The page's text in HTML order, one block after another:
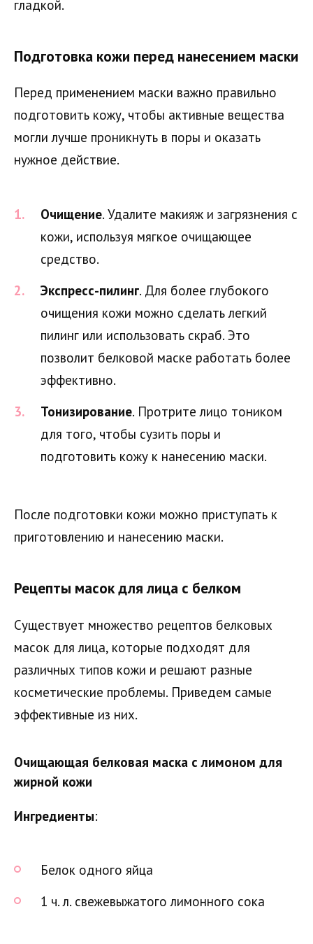
гладкой.
Подготовка кожи перед нанесением маски
Перед применением маски важно правильно
подготовить кожу, чтобы активные вещества
могли лучше проникнуть в поры и оказать
нужное действие.
Очищение. Удалите макияж и загрязнения с
кожи, используя мягкое очищающее
средство.
Экспресс-пилинг. Для более глубокого
очищения кожи можно сделать легкий
пилинг или использовать скраб. Это
позволит белковой маске работать более
эффективно.
Тонизирование. Протрите лицо тоником
для того, чтобы сузить поры и
подготовить кожу к нанесению маски.
После подготовки кожи можно приступать к
приготовлению и нанесению маски.
Рецепты масок для лица с белком
Существует множество рецептов белковых
масок для лица, которые подходят для
различных типов кожи и решают разные
косметические проблемы. Приведем самые
эффективные из них.
Очищающая белковая маска с лимоном для
жирной кожи
Ингредиенты:
Белок одного яйца
1 ч. л. свежевыжатого лимонного сока